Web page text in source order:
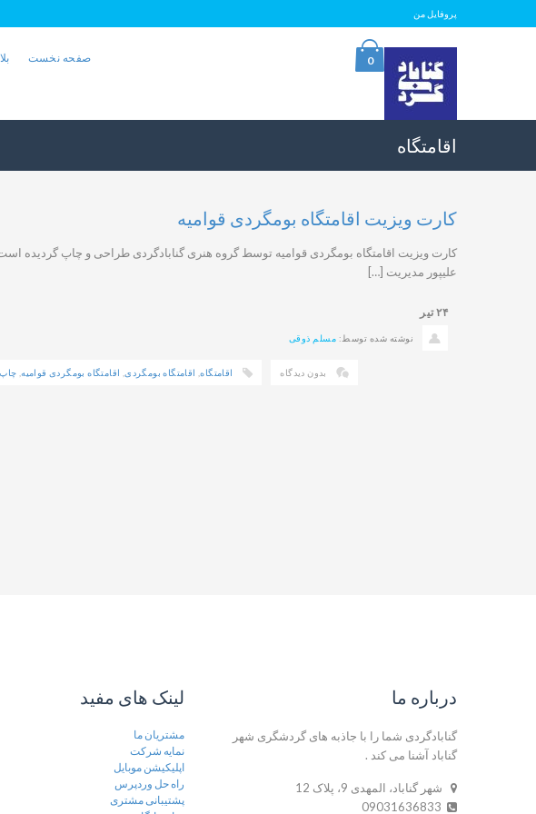
پروفایل من
0 صفحه نخست
اقامتگاه
کارت ویزیت اقامتگاه بومگردی قوامیه
کارت ویزیت اقامتگاه بومگردی قوامیه توسط گروه هنری گنابادگردی طراحی و چاپ گردیده
علیپور مدیریت […]
۲۴تیر
نوشته شده توسط: مسلم ذوقی
بدون دیدگاه اقامتگاه, اقامتگاه بومگردی, اقامتگاه بومگردی قوامیه, چاپ
درباره ما
گنابادگردی شما را با جاذبه های گردشگری شهر
گناباد آشنا می کند .
شهر گناباد، المهدی 9، پلاک 12
لینک های مفید
مشتریان ما
نمایه شرکت
اپلیکیشن موبایل
راه حل وردپرس
پشتیبانی مشتری